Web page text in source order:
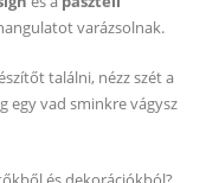
varázsolnak.
találni, nézz szét a
egy vad sminkre vágysz